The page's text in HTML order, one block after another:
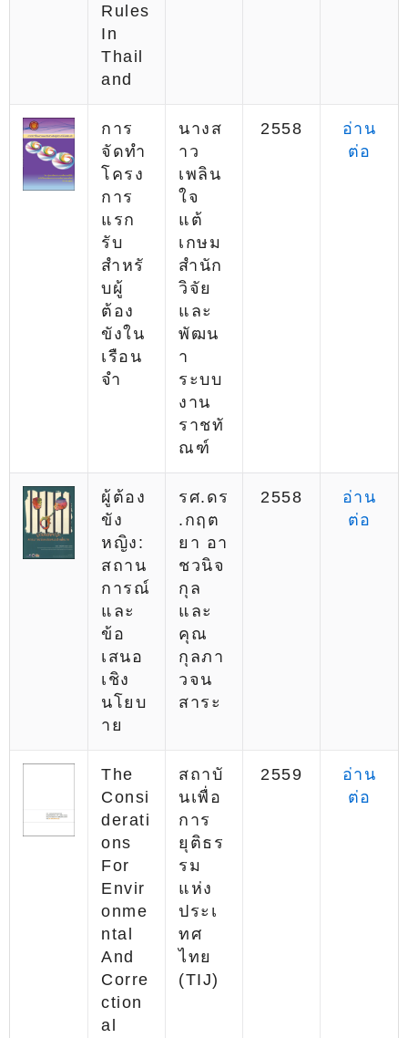
Rules
In
Thail
And
การ
จัดทำ
โครง
การ
แรก
รับ
สำหรั
บผู้
ต้อง
ขังใน
เรือน
จำ
นางส
าว
เพลิน
ใจ
แต้
เกษม
สำนัก
วิจัย
และ
พัฒน
า
ระบบ
งาน
ราชทั
ณฑ์
2558
อ่าน
ต่อ
ผู้ต้อง
ขัง
หญิง:
สถาน
การณ์
และ
ข้อ
เสนอ
เชิง
นโยบ
าย
รศ.ดร
.กฤต
ยา อา
ชวนิจ
กุล
และ
คุณ
กุลภา
วจน
สาระ
2558
อ่าน
ต่อ
The
Consi
Derati
Ons
For
Envir
Onme
Ntal
And
Corre
Ction
Al
สถาบั
นเพื่อ
การ
ยุติธร
รม
แห่ง
ประเ
ทศ
ไทย
(TIJ)
2559
อ่าน
ต่อ